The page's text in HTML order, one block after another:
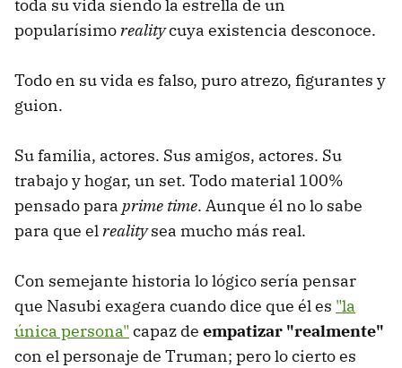
toda su vida siendo la estrella de un
popularísimorealitycuya existencia desconoce.
Todo en su vida es falso, puro atrezo, figurantes y
guion.
Su familia, actores. Sus amigos, actores. Su
trabajo y hogar, un set. Todo material 100%
pensado para prime time. Aunque él no lo sabe
para que elrealitysea mucho más real.
Con semejante historia lo lógico sería pensar
que Nasubi exagera cuando dice que él es "la
única persona" capaz de empatizar "realmente"
con el personaje de Truman; pero lo cierto es